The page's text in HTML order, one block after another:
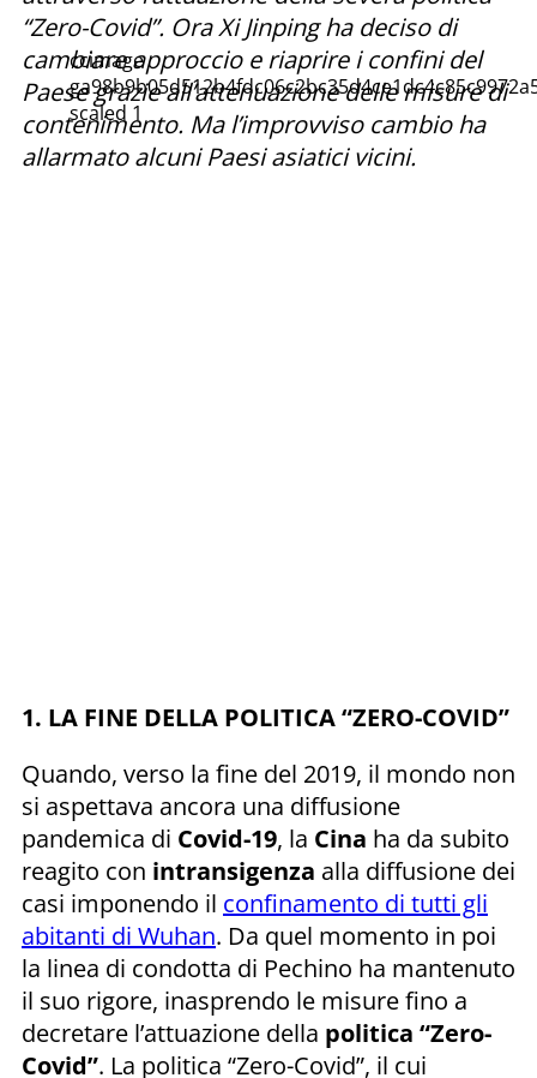
ccimage
scaled 1
“Zero-Covid”. Ora Xi Jinping ha deciso di
cambiare approccio e riaprire i confini del
Paese grazie all’attenuazione delle misure di
contenimento. Ma l’improvviso cambio ha
allarmato alcuni Paesi asiatici vicini.
1. LA FINE DELLA POLITICA “ZERO-COVID”
Quando, verso la fine del 2019, il mondo non
si aspettava ancora una diffusione
pandemica di Covid-19, la Cina ha da subito
reagito con intransigenza alla diffusione dei
casi imponendo il confinamento di tutti gli
abitanti di Wuhan. Da quel momento in poi
la linea di condotta di Pechino ha mantenuto
il suo rigore, inasprendo le misure fino a
decretare l’attuazione della politica “Zero-
Covid”. La politica “Zero-Covid”, il cui